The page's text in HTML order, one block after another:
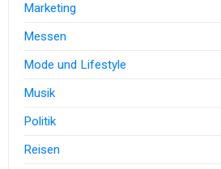
Marketing
Messen
Mode und Lifestyle
Musik
Politik
Reisen